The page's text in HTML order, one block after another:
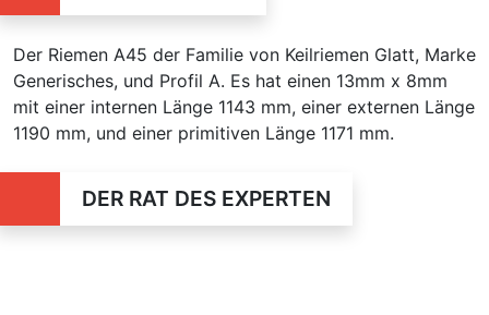
Der Riemen A45 der Familie von Keilriemen Glatt, Marke
Generisches, und Profil A. Es hat einen 13mm x 8mm
mit einer internen Länge 1143 mm, einer externen Länge
1190 mm, und einer primitiven Länge 1171 mm.
DER RAT DES EXPERTEN